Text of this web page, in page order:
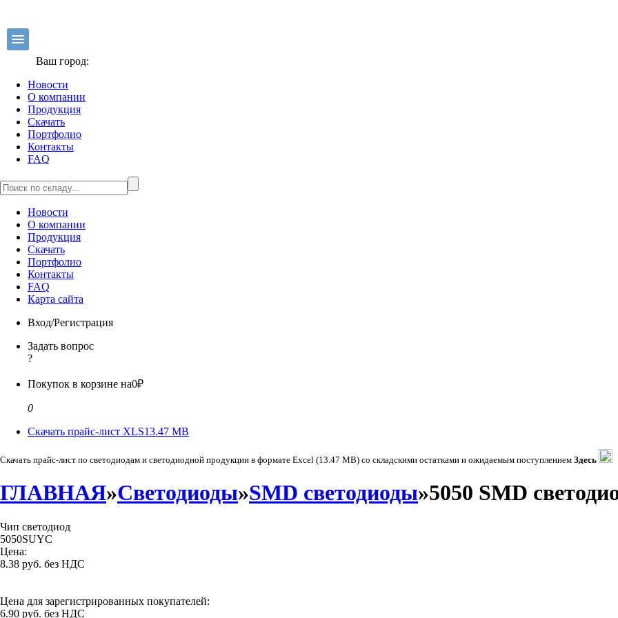
Ваш город:
Новости
О компании
Продукция
Скачать
Портфолио
Контакты
FAQ
Новости
О компании
Продукция
Скачать
Портфолио
Контакты
FAQ
Карта сайта
Вход/Регистрация
Задать вопрос
?
Покупок в корзине на0₽
0
Скачать прайс-лист XLS13.47 MB
Скачать прайс-лист по светодиодам и светодиодной продукции в формате Excel (13.47 MB) со складскими остатками и ожидаемым поступлением Здесь
ГЛАВНАЯ»Светодиоды»SMD светодиоды»5050 SMD
Чип светодиод
5050SUYC
Цена:
8.38 руб. без НДС
Цена для зарегистрированных покупателей:
6.90 руб. без НДС